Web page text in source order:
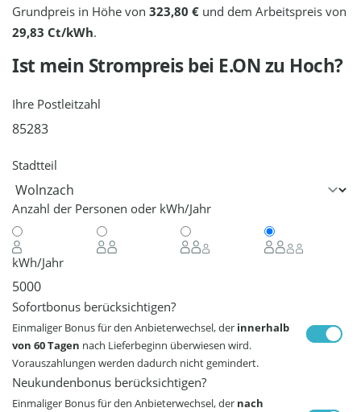
Grundpreis in Höhe von323,80 € und dem Arbeitspreis von
29,83 Ct/kWh.
Ist mein Strompreis bei E.ONzu Hoch?
Ihre Postleitzahl
Stadtteil
Anzahl der Personen oder kWh/Jahr
kWh/Jahr
Sofortbonus berücksichtigen?
Einmaliger Bonus für den Anbieterwechsel, der innerhalb
von 60 Tagen nach Lieferbeginn überwiesen wird.
Vorauszahlungen werden dadurch nicht gemindert.
Neukundenbonus berücksichtigen?
Einmaliger Bonus für den Anbieterwechsel, der nach